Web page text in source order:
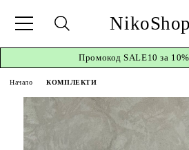
ПромокодSALE10 за 10%
Начало КОМПЛЕКТИ